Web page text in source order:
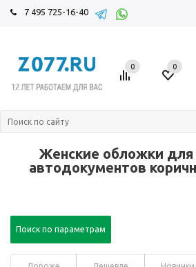
7 495 725-16-40
0 0
Женские обложки для
автодокументов
Поиск по параметрам